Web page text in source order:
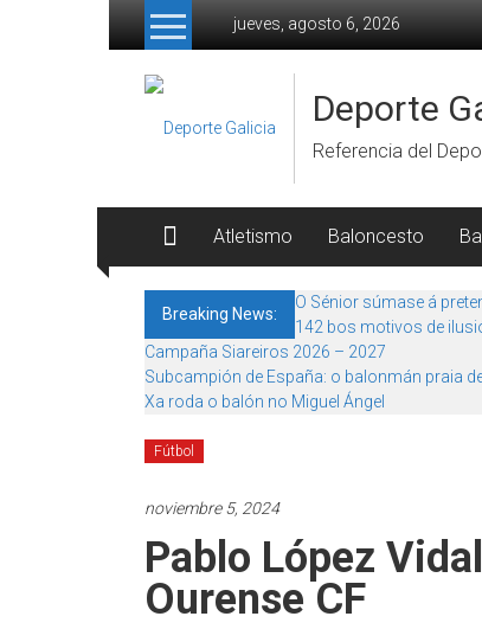
Skip to content
jueves, agosto 6, 2026
Deporte
Referencia del
Atletismo Baloncesto
Breaking News:
O Sénior súmase á
142 bos motivos de
Campaña Siareiros 2026 – 2027
Subcampión de España: o balonmán praia
Xa roda o balón no Miguel Ángel
Fútbol
noviembre 5, 2024
Pablo López
Ourense CF